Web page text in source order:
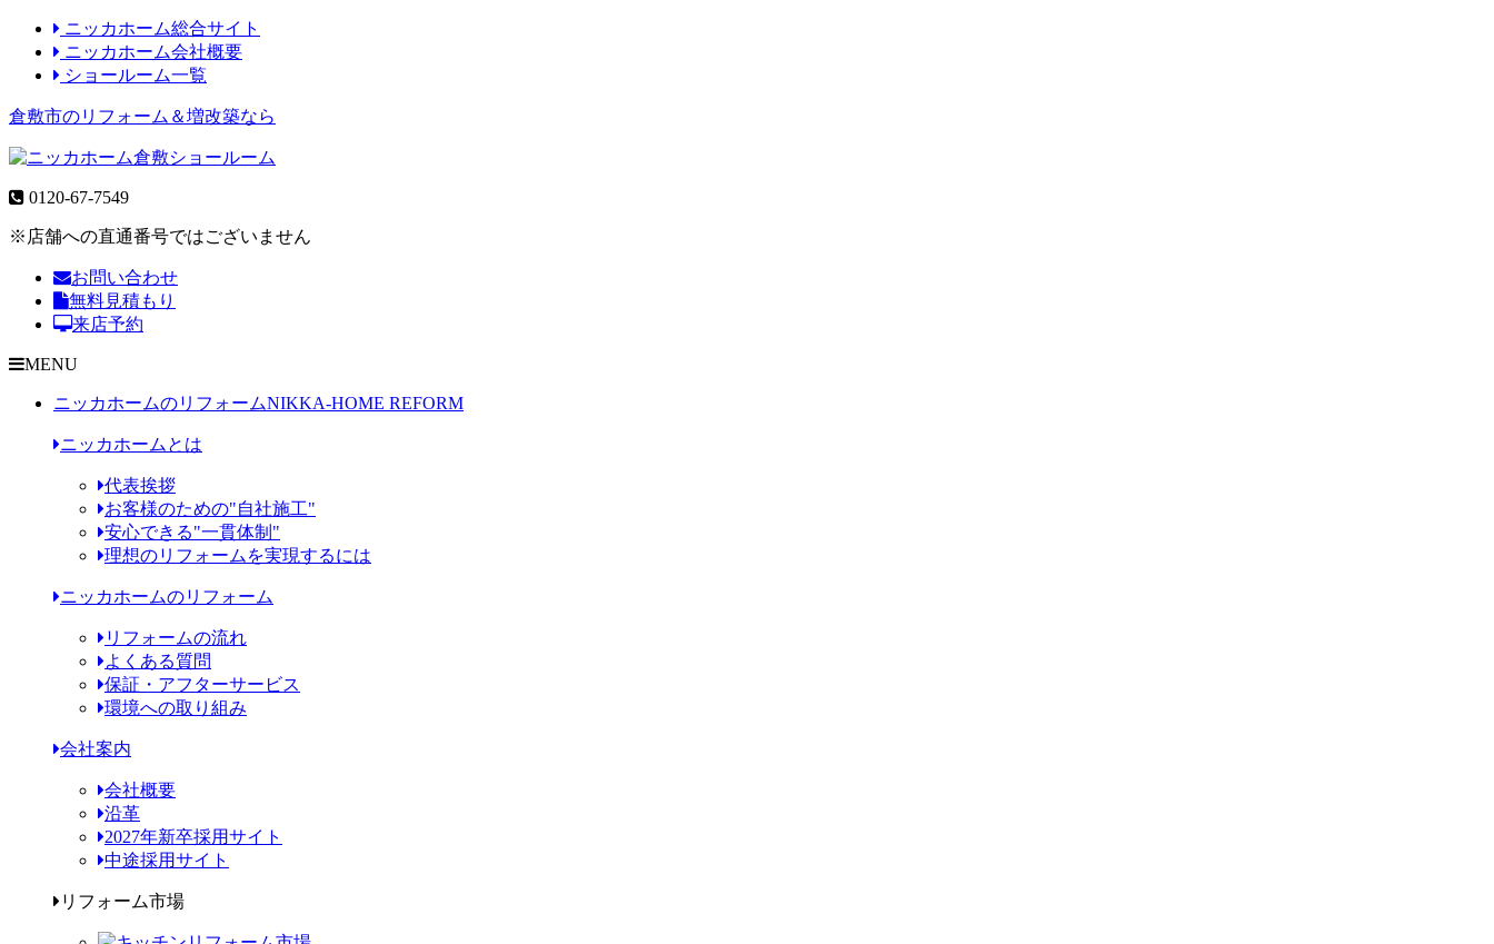
ニッカホーム総合サイト
ニッカホーム会社概要
ショールーム一覧
倉敷市のリフォーム＆増改築なら
0120-67-7549
※店舗への直通番号ではございません
お問い合わせ
無料見積もり
来店予約
MENU
ニッカホームのリフォームNIKKA-HOME REFORM
ニッカホームとは
代表挨拶
お客様のための"自社施工"
安心できる"一貫体制"
理想のリフォームを実現するには
ニッカホームのリフォーム
リフォームの流れ
よくある質問
保証・アフターサービス
環境への取り組み
会社案内
会社概要
沿革
2027年新卒採用サイト
中途採用サイト
リフォーム市場